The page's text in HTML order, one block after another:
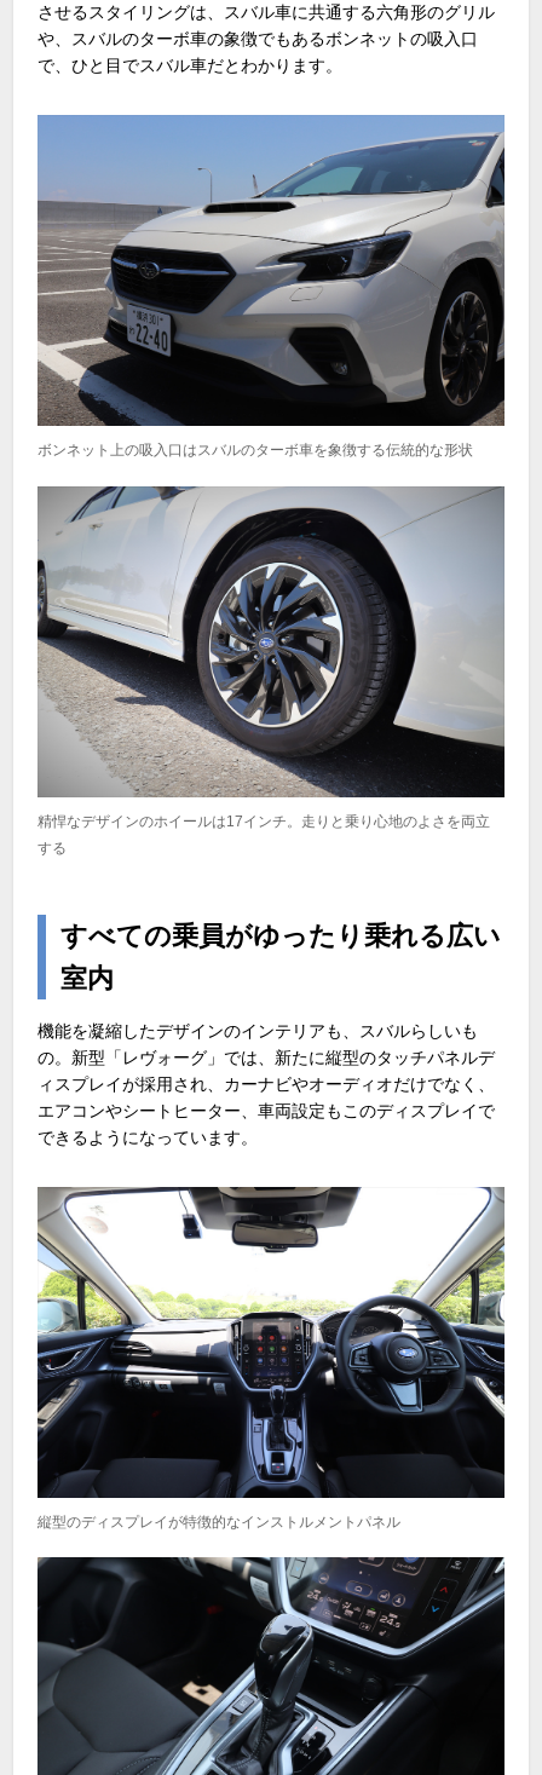
させるスタイリングは、スバル車に共通する六角形のグリル
や、スバルのターボ車の象徴でもあるボンネットの吸入口
で、ひと目でスバル車だとわかります。
ボンネット上の吸入口はスバルのターボ車を象徴する伝統的な形状
精悍なデザインのホイールは17インチ。走りと乗り心地のよさを両立
する
すべての乗員がゆったり乗れる広い
室内
機能を凝縮したデザインのインテリアも、スバルらしいも
の。新型「レヴォーグ」では、新たに縦型のタッチパネルデ
ィスプレイが採用され、カーナビやオーディオだけでなく、
エアコンやシートヒーター、車両設定もこのディスプレイで
できるようになっています。
縦型のディスプレイが特徴的なインストルメントパネル